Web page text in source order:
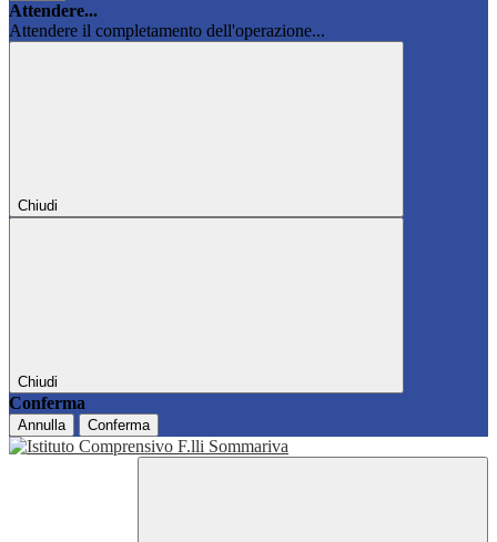
Attendere...
Attendere il completamento dell'operazione...
Chiudi
Chiudi
Conferma
Annulla Conferma